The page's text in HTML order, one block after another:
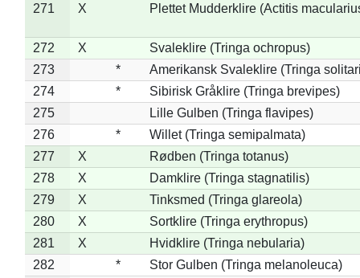
271
X Plettet Mudderklire (Actitis
272 X
Svaleklire (Tringa ochropus)
273
*
Amerikansk Svaleklire (Tringa
274
*
Sibirisk Gråklire (Tringa brevipes)
275
Lille Gulben (Tringa flavipes)
276
*
Willet (Tringa semipalmata)
277
X
Rødben (Tringa totanus)
278
X
Damklire (Tringa stagnatilis)
279
X
Tinksmed (Tringa glareola)
280
X
Sortklire (Tringa erythropus)
281
X
Hvidklire (Tringa nebularia)
282
*
Stor Gulben (Tringa melanoleuca)